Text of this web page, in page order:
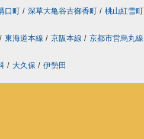
口町 / 深草大亀谷古御香町 / 桃山紅雪町
/ 東海道本線 / 京阪本線 / 京都市営烏丸線
/ 大久保 / 伊勢田